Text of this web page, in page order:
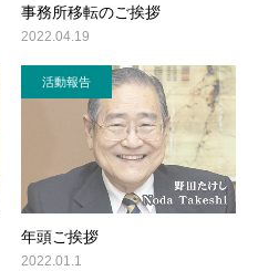
事務所移転のご挨拶
2022.04.19
活動報告
年頭ご挨拶
2022.01.1